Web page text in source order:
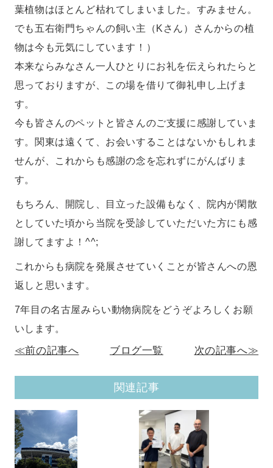
葉植物はほとんど枯れてしまいました。すみません。
でも五右衛門ちゃんの飼い主（Kさん）さんからの植
物は今も元気にしています！）
本来ならみなさん一人ひとりにお礼を伝えられたらと
思っておりますが、この場を借りて御礼申し上げま
す。
今も皆さんのペットと皆さんのご支援に感謝していま
す。関東は遠くて、お会いすることはないかもしれま
せんが、これからも感謝の念を忘れずにがんばりま
す。
もちろん、開院し、目立った設備もなく、院内が閑散
としていた頃から当院を受診していただいた方にも感
謝してますよ！^^;
これからも病院を発展させていくことが皆さんへの恩
返しと思います。
7年目の名古屋みらい動物病院をどうぞよろしくお願
いします。
≪前の記事へ ブログ一覧 次の記事へ≫
関連記事